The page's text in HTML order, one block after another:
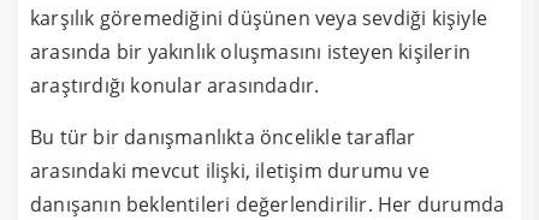
karşılık göremediğini düşünen veya sevdiği kişiyle
arasında bir yakınlık oluşmasını isteyen kişilerin
araştırdığı konular arasındadır.
Bu tür bir danışmanlıkta öncelikle taraflar
arasındaki mevcut ilişki, iletişim durumu ve
danışanın beklentileri değerlendirilir. Her durumda